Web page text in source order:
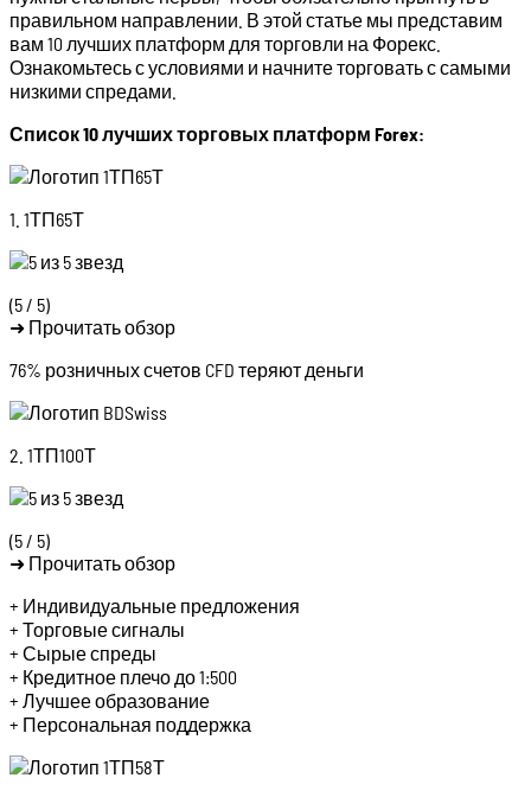
правильном направлении. В этой статье мы представим
вам 10 лучших платформ для торговли на Форекс.
Ознакомьтесь с условиями и начните торговать с самыми
низкими спредами.
Список 10 лучших торговых платформ Forex:
1. 1ТП65Т
(5 / 5)
➜ Прочитать обзор
76% розничных счетов CFD теряют деньги
2. 1ТП100Т
(5 / 5)
➜ Прочитать обзор
+ Индивидуальные предложения
+ Торговые сигналы
+ Сырые спреды
+ Кредитное плечо до 1:500
+ Лучшее образование
+ Персональная поддержка